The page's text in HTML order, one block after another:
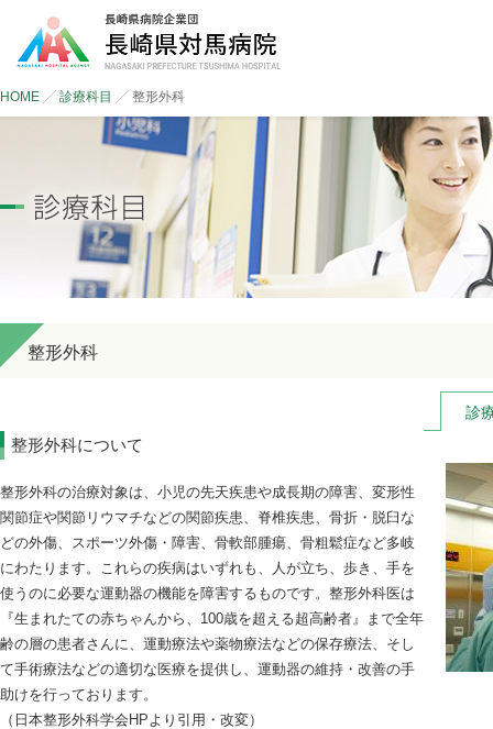
HOME 診療科目 整形外科
整形外科
診
整形外科について
整形外科の治療対象は、小児の先天疾患や成長期の障害、変形性
関節症や関節リウマチなどの関節疾患、脊椎疾患、骨折・脱臼な
どの外傷、スポーツ外傷・障害、骨軟部腫瘍、骨粗鬆症など多岐
にわたります。これらの疾病はいずれも、人が立ち、歩き、手を
使うのに必要な運動器の機能を障害するものです。整形外科医は
『生まれたての赤ちゃんから、100歳を超える超高齢者』まで全年
齢の層の患者さんに、運動療法や薬物療法などの保存療法、そし
て手術療法などの適切な医療を提供し、運動器の維持・改善の手
助けを行っております。
（日本整形外科学会HPより引用・改変）